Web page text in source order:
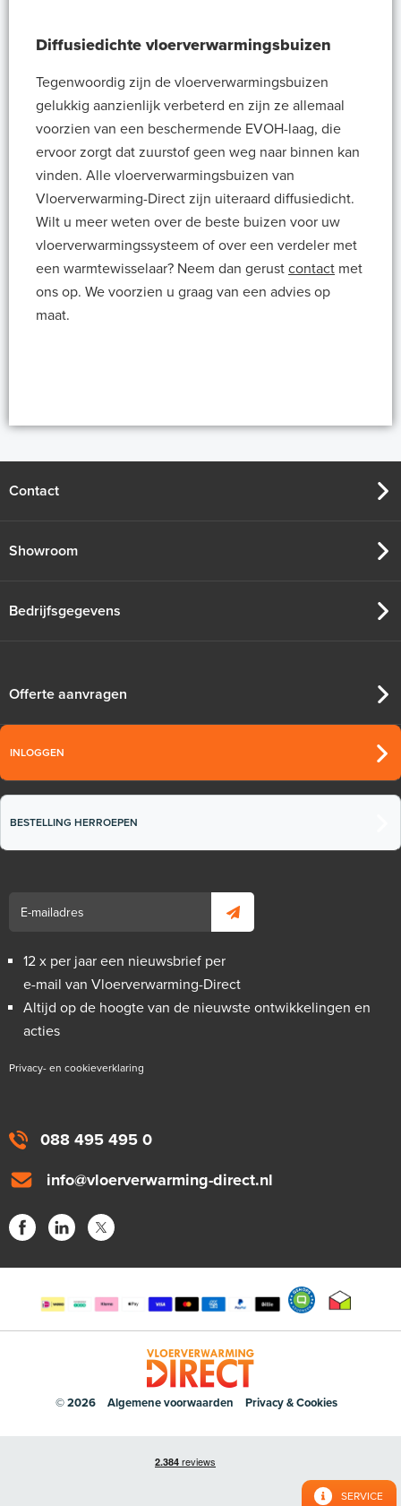
Diffusiedichte vloerverwarmingsbuizen
Tegenwoordig zijn de vloerverwarmingsbuizen
gelukkig aanzienlijk verbeterd en zijn ze allemaal
voorzien van een beschermende EVOH-laag, die
ervoor zorgt dat zuurstof geen weg naar binnen kan
vinden. Alle vloerverwarmingsbuizen van
Vloerverwarming-Direct zijn uiteraard diffusiedicht.
Wilt u meer weten over de beste buizen voor uw
vloerverwarmingssysteem of over een verdeler met
een warmtewisselaar? Neem dan gerust contact met
ons op. We voorzien u graag van een advies op
maat.
088 495 495 0
info@vloerverwarming-direct.nl
Contact
Showroom
Bedrijfsgegevens
Offerte aanvragen
INLOGGEN
BESTELLING HERROEPEN
12 x per jaar een nieuwsbrief per
e-mail van Vloerverwarming-Direct
Altijd op de hoogte van de nieuwste ontwikkelingen en
acties
Privacy- en cookieverklaring
© 2026 Algemene voorwaarden Privacy & Cookies
SERVICE